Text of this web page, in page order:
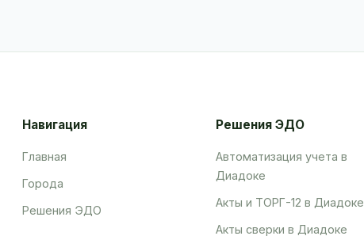
Навигация
Главная
Города
Решения ЭДО
Решения ЭДО
Автоматизация учета в
Диадоке
Акты и ТОРГ-12 в Диадоке
Акты сверки в Диадоке